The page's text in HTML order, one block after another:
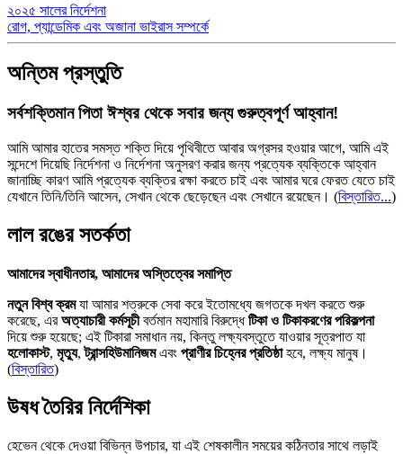
২০২৫ সালের নির্দেশনা
রোগ, প্যান্ডেমিক এবং অজানা ভাইরাস সম্পর্কে
অন্তিম প্রস্তুতি
সর্বশক্তিমান পিতা ঈশ্বর থেকে সবার জন্য গুরুত্বপূর্ণ আহ্বান!
আমি আমার হাতের সমস্ত শক্তি দিয়ে পৃথিবীতে আবার অগ্রসর হওয়ার আগে, আমি এই
সন্দেশে দিয়েছি নির্দেশনা ও নির্দেশনা অনুসরণ করার জন্য প্রত্যেক ব্যক্তিকে আহ্বান
জানাচ্ছি কারণ আমি প্রত্যেক ব্যক্তির রক্ষা করতে চাই এবং আমার ঘরে ফেরত যেতে চাই
যেখানে তিনি/তিনি আসেন, সেখান থেকে ছেড়েছেন এবং সেখানে রয়েছেন। (বিস্তারিত...)
লাল রঙের সতর্কতা
আমাদের স্বাধীনতার, আমাদের অস্তিত্বের সমাপ্তি
নতুন বিশ্ব ক্রমযা আমার শত্রুকে সেবা করে ইতোমধ্যে জগতকে দখল করতে শুরু
করেছে, এরঅত্যাচারী কর্মসূচীবর্তমান মহামারি বিরুদ্ধেটিকা ও টিকাকরণের পরিকল্পনা
দিয়ে শুরু হয়েছে; এই টিকারা সমাধান নয়, কিন্তু লক্ষ্যবস্তুতে যাওয়ার সূত্রপাত যা
হলোকাস্ট, মৃত্যু,ট্রান্সহিউমানিজমএবং প্রাণীর চিহ্নের প্রতিষ্ঠাহবে, লক্ষ্য মানুষ।
(বিস্তারিত)
উষধ তৈরির নির্দেশিকা
হেভেন থেকে দেওয়া বিভিন্ন উপচার, যা এই শেষকালীন সময়ের কঠিনতার সাথে লড়াই